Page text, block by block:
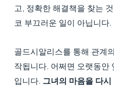
고, 정확한 해결책을 찾는
코 부끄러운 일이 아닙니다
골드시알리스를 통해 관계
작됩니다. 어쩌면 오랫동안
입니다. 그녀의 마음을 다